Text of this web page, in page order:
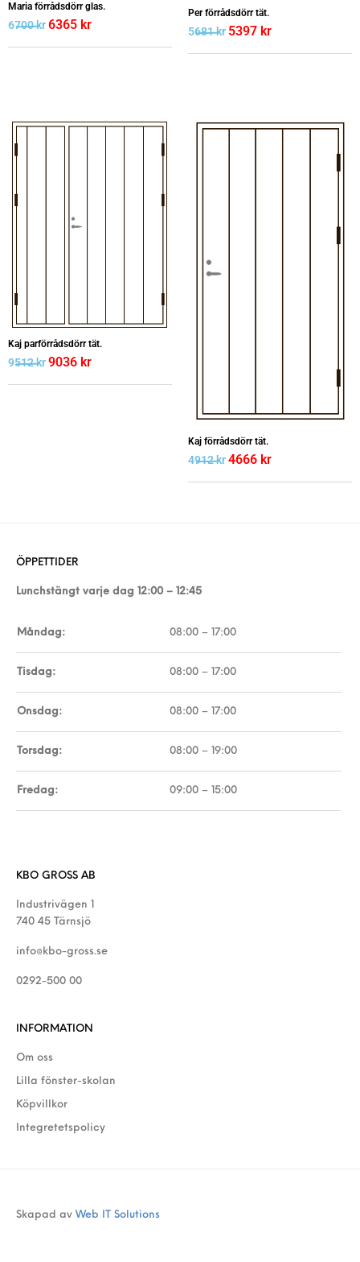
Maria förrådsdörr glas.
6700kr6365 kr
Per förrådsdörr tät.
5681kr 5397 kr
Kaj parförrådsdörr tät.
9512kr9036 kr
Kaj förrådsdörr tät.
4912kr4666 kr
ÖPPETTIDER
Lunchstängt varje dag 12:00 – 12:45
Måndag: 08:00 – 17:00
Tisdag: 08:00 – 17:00
Onsdag: 08:00 – 17:00
Torsdag: 08:00 – 19:00
Fredag: 09:00 – 15:00
KBO GROSS AB
Industrivägen 1
740 45 Tärnsjö
info@kbo-gross.se
0292-500 00
INFORMATION
Om oss
Lilla fönster-skolan
Köpvillkor
Integretetspolicy
Skapad av Web IT Solutions